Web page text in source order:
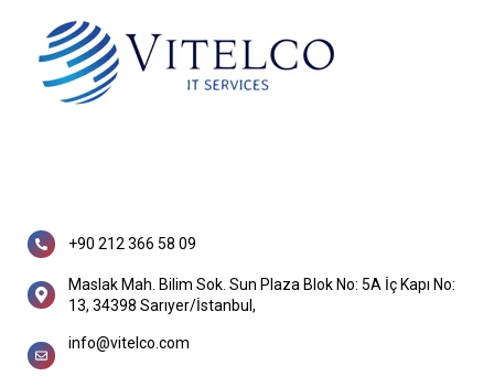
+90 212 366 58 09
Maslak Mah. Bilim Sok. Sun Plaza Blok No: 5A İç Kapı No:
13, 34398 Sarıyer/İstanbul,
info@vitelco.com